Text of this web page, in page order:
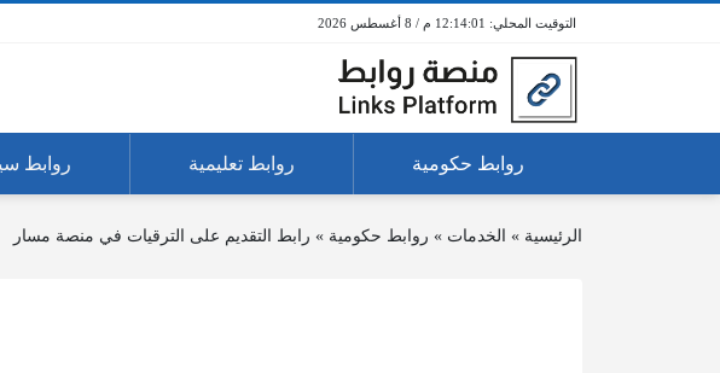
12:14:01 م / 8 أغسطس 2026
روابط حكومية روابط تعليمية روابط
الرئيسية » الخدمات » روابط حكومية » رابط التقديم على الترقيات في منصة مسار